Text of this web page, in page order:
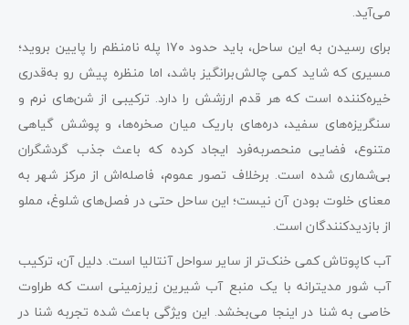
می‌آید.
برای رسیدن به این ساحل، باید حدود ۱۷۰ پله نامنظم را پایین بروید؛
مسیری که شاید کمی چالش‌برانگیز باشد، اما منظره پیش رو به‌قدری
خیره‌کننده است که هر قدم ارزشش را دارد. ترکیبی از شن‌های نرم و
سنگریزه‌های سفید، دره‌های باریک میان صخره‌ها، و پوشش گیاهی
متنوع، فضایی منحصربه‌فرد ایجاد کرده که باعث جذب گردشگران
بی‌شماری شده است. برخلاف تصور عموم، فاصله‌اش از مرکز شهر به
معنای خلوت بودن آن نیست؛ این ساحل حتی در فصل‌های شلوغ، مملو
از بازدیدکنندگان است.
آب کاپوتاش کمی خنک‌تر از سایر سواحل آنتالیا است. دلیل آن، ترکیب
آب شور مدیترانه با یک منبع آب شیرین زیرزمینی است که طراوت
خاصی به شنا در اینجا می‌بخشد. این ویژگی باعث شده تجربه شنا در